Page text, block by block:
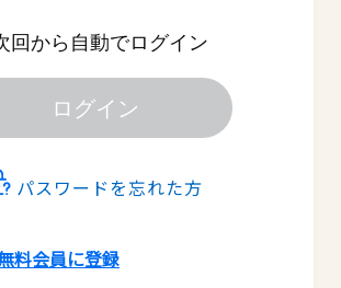
回から自動でログイン
ログイン
パスワードを忘れた方
料会員に登録